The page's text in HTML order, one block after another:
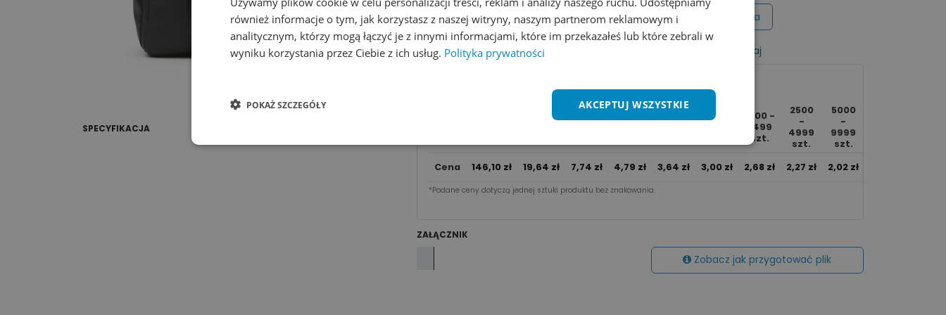
SPECYFIKACJA
Dodaj do koszyka Wycena na maila
Zobacz wszystkie kolory Porównaj
10 - 49
500 -
1000 -
2499
szt.
2500
-
4999
szt.
5000
-
9999
szt.
Cena 146,10 zł 19,64 zł 7,74 zł 4,79 zł 3,64 zł 3,00 zł 2,68 zł 2,27 zł 2,02 zł
*Podane ceny dotyczą jednej sztuki produktu bez znakowania.​
ZAŁĄCZNIK
Zobacz jak przygotować plik
również informacje o tym, jak korzystasz z naszej witryny, naszym partnerom reklamowym i
analitycznym, którzy mogą łączyć je z innymi informacjami, które im przekazałeś lub które zebrali w
wyniku korzystania przez Ciebie z ich usług. Polityka prywatności
AKCEPTUJ WSZYSTKIE
POKAŻ SZCZEGÓŁY